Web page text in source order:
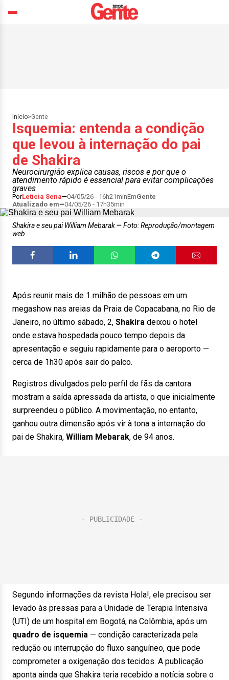
Início>Gente
Isquemia: entenda a condição
que levou à internação do pai
de Shakira
Neurocirurgião explica causas, riscos e por que o
atendimento rápido é essencial para evitar complicações
graves
PorLetícia Sena 04/05/26 - 16h21minEmGente
Atualizado em
04/05/26 - 17h35min
Shakira e seu pai William Mebarak
Foto: Reprodução/montagem
web
Após reunir mais de 1 milhão de pessoas em um
megashow nas areias da Praia de Copacabana, no Rio de
Janeiro, no último sábado, 2, Shakira deixou o hotel
onde estava hospedada pouco tempo depois da
apresentação e seguiu rapidamente para o aeroporto —
cerca de 1h30 após sair do palco.
Registros divulgados pelo perfil de fãs da cantora
mostram a saída apressada da artista, o que inicialmente
surpreendeu o público. A movimentação, no entanto,
ganhou outra dimensão após vir à tona a internação do
pai de Shakira, William Mebarak, de 94 anos.
Segundo informações da revista Hola!, ele precisou ser
levado às pressas para a Unidade de Terapia Intensiva
(UTI) de um hospital em Bogotá, na Colômbia, após um
quadro de isquemia — condição caracterizada pela
redução ou interrupção do fluxo sanguíneo, que pode
comprometer a oxigenação dos tecidos. A publicação
aponta ainda que Shakira teria recebido a notícia sobre o